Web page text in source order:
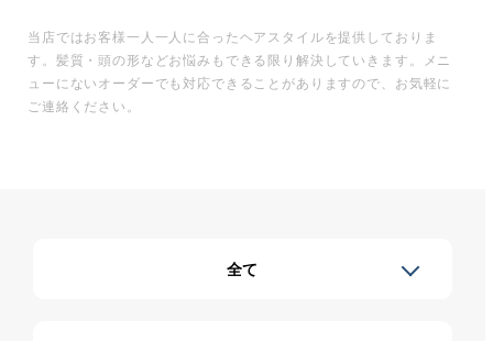
当店ではお客様一人一人に合ったヘアスタイルを提供しておりま
す。 髪質・頭の形などお悩みもできる限り解決していきます。
メニ
ューにないオーダーでも対応できることがありますので、 お気軽に
ご連絡ください。
全て